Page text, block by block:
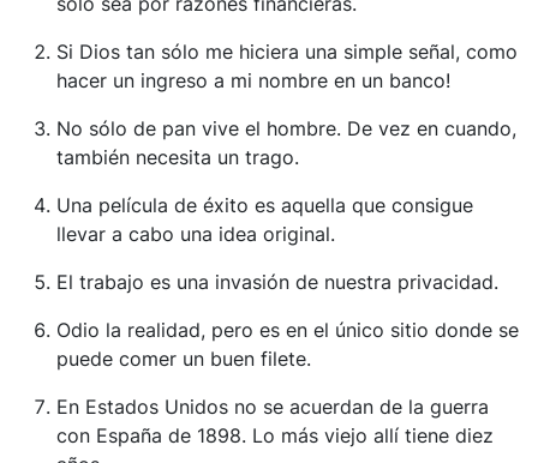
Si Dios tan sólo me hiciera una simple señal, como
hacer un ingreso a mi nombre en un banco!
No sólo de pan vive el hombre. De vez en cuando,
también necesita un trago.
Una película de éxito es aquella que consigue
llevar a cabo una idea original.
El trabajo es una invasión de nuestra privacidad.
Odio la realidad, pero es en el único sitio donde se
puede comer un buen filete.
En Estados Unidos no se acuerdan de la guerra
con España de 1898. Lo más viejo allí tiene diez